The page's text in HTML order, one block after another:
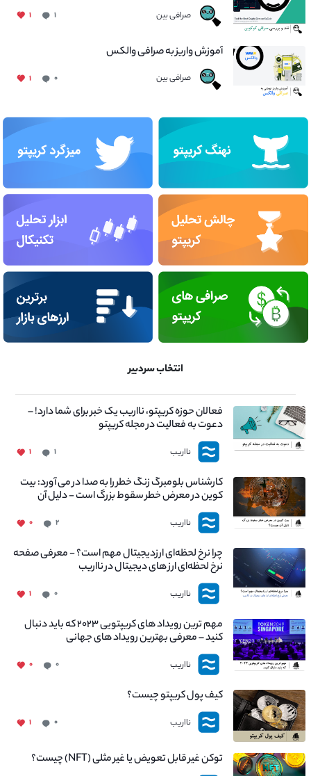
صرافی بین ۱ ۱
آموزش واریز به صرافی والکس
صرافی بین ۰ ۱
انتخاب سردبیر
فعالان حوزه کریپتو، نااریب یک خبر برای شما دارد! –
دعوت به فعالیت در مجله کریپتو
نااریب ۱ ۱
کارشناس بلومبرگ زنگ خطر را به صدا در می آورد: بیت
کوین در معرض خطر سقوط بزرگ است - دلیل آن
چیست؟
نااریب ۲ ۰
چرا نرخ لحظه‌ای ارزدیجیتال مهم است؟ - معرفی صفحه
نرخ لحظه‌ای ارز های دیجیتال در نااریب
نااریب ۰ ۱
مهم ترین رویداد های کریپتویی ۲۰۲۳ که باید دنبال
کنید – معرفی بهترین رویداد های جهانی
نااریب ۰ ۰
کیف پول کریپتو چیست؟
نااریب ۰ ۱
توکن غیر قابل تعویض یا غیر مثلی (NFT) چیست؟